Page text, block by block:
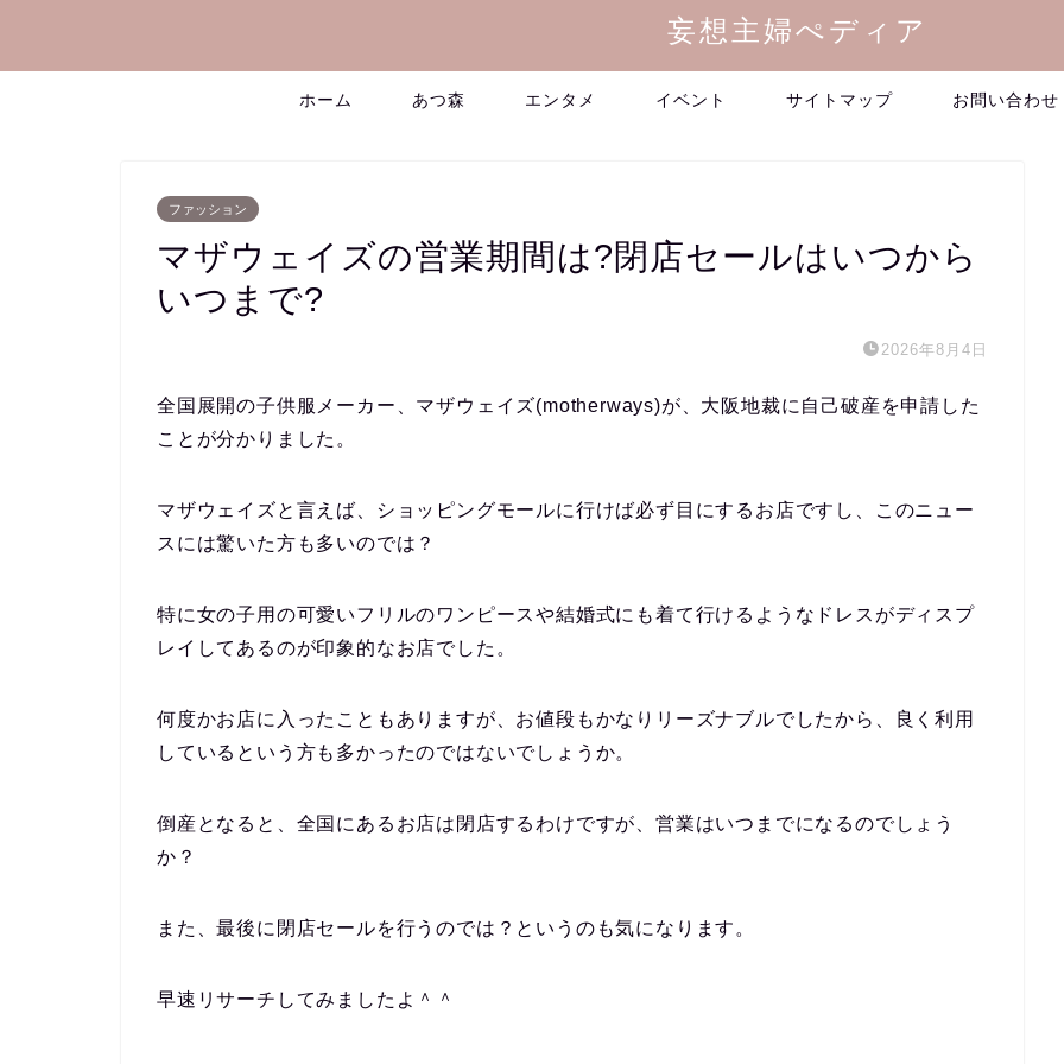
妄想主婦ぺディア
ホーム あつ森 エンタメ イベント サイトマップ お問い合わせ
ファッション
マザウェイズの営業期間は?閉店セールはいつから
いつまで?
2026年8月4日
全国展開の子供服メーカー、マザウェイズ(motherways)が、大阪地裁に自己破産を申請した
ことが分かりました。
マザウェイズと言えば、ショッピングモールに行けば必ず目にするお店ですし、このニュー
スには驚いた方も多いのでは？
特に女の子用の可愛いフリルのワンピースや結婚式にも着て行けるようなドレスがディスプ
レイしてあるのが印象的なお店でした。
何度かお店に入ったこともありますが、お値段もかなりリーズナブルでしたから、良く利用
しているという方も多かったのではないでしょうか。
倒産となると、全国にあるお店は閉店するわけですが、 営業はいつまでになるのでしょう
か？
また、最後に閉店セールを行うのでは？ というのも気になります。
早速リサーチしてみましたよ＾＾